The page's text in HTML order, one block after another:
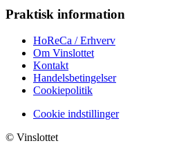
Praktisk information
HoReCa / Erhverv
Om Vinslottet
Kontakt
Handelsbetingelser
Cookiepolitik
Cookie indstillinger
© Vinslottet